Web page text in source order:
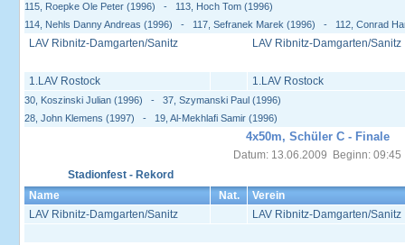
115, Roepke Ole Peter (1996) - 113, Hoch Tom (1996)
114, Nehls Danny Andreas (1996) - 117, Sefranek Marek (1996) - 112, Conrad
LAV Ribnitz-Damgarten/Sanitz LAV Ribnitz-Damgarten/Sanitz
1.LAV Rostock 1.LAV Rostock
30, Koszinski Julian (1996) - 37, Szymanski Paul (1996)
28, John Klemens (1997) - 19, Al-Mekhlafi Samir (1996)
4x50m, Schüler C - Finale
Datum: 13.06.2009 Beginn: 09:45
Stadionfest - Rekord
Name
Nat.
Verein
LAV Ribnitz-Damgarten/Sanitz
LAV Ribnitz-Damgarten/Sanitz